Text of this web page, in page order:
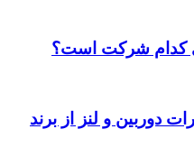
کدام شرکت است؟
دوربین و لنز از برند